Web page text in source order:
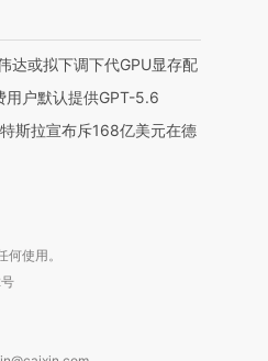
达或拟下调下代GPU显存配
用户默认提供GPT-5.6
斯拉宣布斥168亿美元在德
使用。